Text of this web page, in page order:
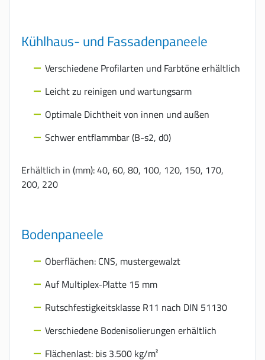
Kühlhaus- und Fassadenpaneele
Verschiedene Profilarten und Farbtöne erhältlich
Leicht zu reinigen und wartungsarm
Optimale Dichtheit von innen und außen
Schwer entflammbar (B-s2, d0)
Erhältlich in (mm): 40, 60, 80, 100, 120, 150, 170,
200, 220
Bodenpaneele
Oberflächen: CNS, mustergewalzt
Auf Multiplex-Platte 15 mm
Rutschfestigkeitsklasse R11 nach DIN 51130
Verschiedene Bodenisolierungen erhältlich
Flächenlast: bis 3.500 kg/m²